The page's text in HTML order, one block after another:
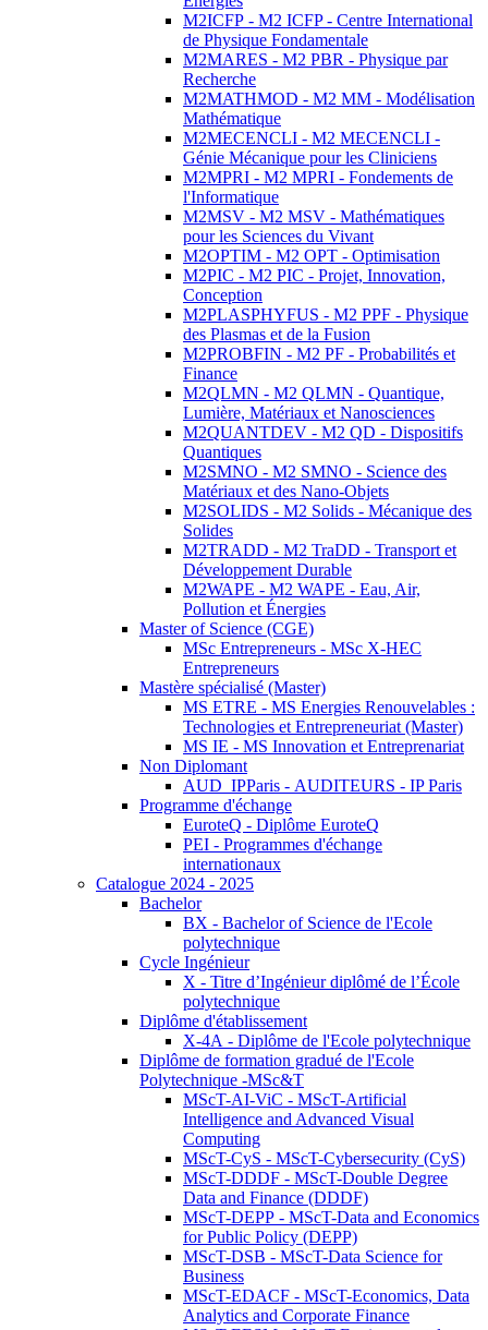
M2ICFP - M2 ICFP - Centre International
de Physique Fondamentale
M2MARES - M2 PBR - Physique par
Recherche
M2MATHMOD - M2 MM - Modélisation
Mathématique
M2MECENCLI - M2 MECENCLI -
Génie Mécanique pour les Cliniciens
M2MPRI - M2 MPRI - Fondements de
l'Informatique
M2MSV - M2 MSV - Mathématiques
pour les Sciences du Vivant
M2OPTIM - M2 OPT - Optimisation
M2PIC - M2 PIC - Projet, Innovation,
Conception
M2PLASPHYFUS - M2 PPF - Physique
des Plasmas et de la Fusion
M2PROBFIN - M2 PF - Probabilités et
Finance
M2QLMN - M2 QLMN - Quantique,
Lumière, Matériaux et Nanosciences
M2QUANTDEV - M2 QD - Dispositifs
Quantiques
M2SMNO - M2 SMNO - Science des
Matériaux et des Nano-Objets
M2SOLIDS - M2 Solids - Mécanique des
Solides
M2TRADD - M2 TraDD - Transport et
Développement Durable
M2WAPE - M2 WAPE - Eau, Air,
Pollution et Énergies
Master of Science (CGE)
MSc Entrepreneurs - MSc X-HEC
Entrepreneurs
Mastère spécialisé (Master)
MS ETRE - MS Energies Renouvelables :
Technologies et Entrepreneuriat (Master)
MS IE - MS Innovation et Entreprenariat
Non Diplomant
AUD_IPParis - AUDITEURS - IP Paris
Programme d'échange
EuroteQ - Diplôme EuroteQ
PEI - Programmes d'échange
internationaux
Catalogue 2024 - 2025
Bachelor
BX - Bachelor of Science de l'Ecole
polytechnique
Cycle Ingénieur
X - Titre d’Ingénieur diplômé de l’École
polytechnique
Diplôme d'établissement
X-4A - Diplôme de l'Ecole polytechnique
Diplôme de formation gradué de l'Ecole
Polytechnique -MSc&T
MScT-AI-ViC - MScT-Artificial
Intelligence and Advanced Visual
Computing
MScT-CyS - MScT-Cybersecurity (CyS)
MScT-DDDF - MScT-Double Degree
Data and Finance (DDDF)
MScT-DEPP - MScT-Data and Economics
for Public Policy (DEPP)
MScT-DSB - MScT-Data Science for
Business
MScT-EDACF - MScT-Economics, Data
Analytics and Corporate Finance